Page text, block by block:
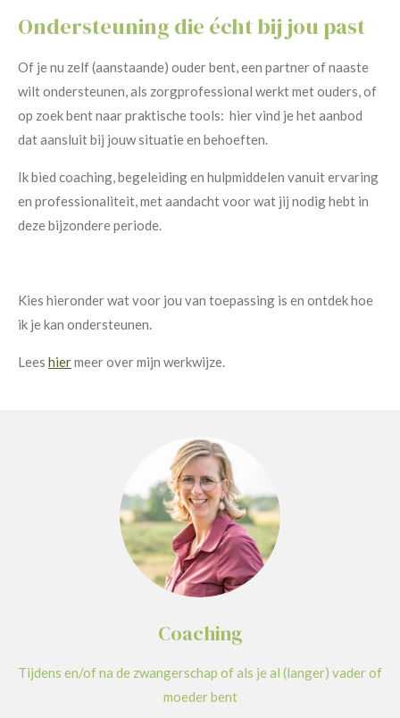
Ondersteuning die écht bij jou past
Of je nu zelf (aanstaande) ouder bent, een partner of naaste
wilt ondersteunen, als zorgprofessional werkt met ouders, of
op zoek bent naar praktische tools: hier vind je het aanbod
dat aansluit bij jouw situatie en behoeften.
Ik bied coaching, begeleiding en hulpmiddelen vanuit ervaring
en professionaliteit, met aandacht voor wat jij nodig hebt in
deze bijzondere periode.
Kies hieronder wat voor jou van toepassing is en ontdek hoe
ik je kan ondersteunen.
Lees hiermeer over mijn werkwijze.
Coaching
Tijdens en/of na de zwangerschap of als je al (langer) vader of
moeder bent